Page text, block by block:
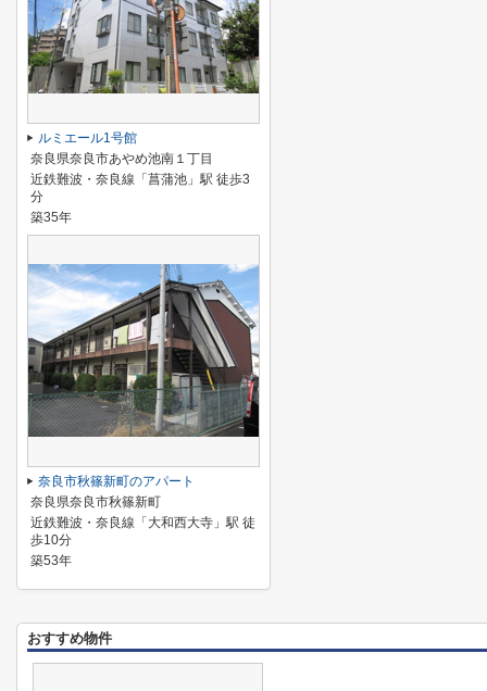
ルミエール1号館
奈良県奈良市あやめ池南１丁目
近鉄難波・奈良線「菖蒲池」駅 徒歩3
分
築35年
奈良市秋篠新町のアパート
奈良県奈良市秋篠新町
近鉄難波・奈良線「大和西大寺」駅 徒
歩10分
築53年
おすすめ物件